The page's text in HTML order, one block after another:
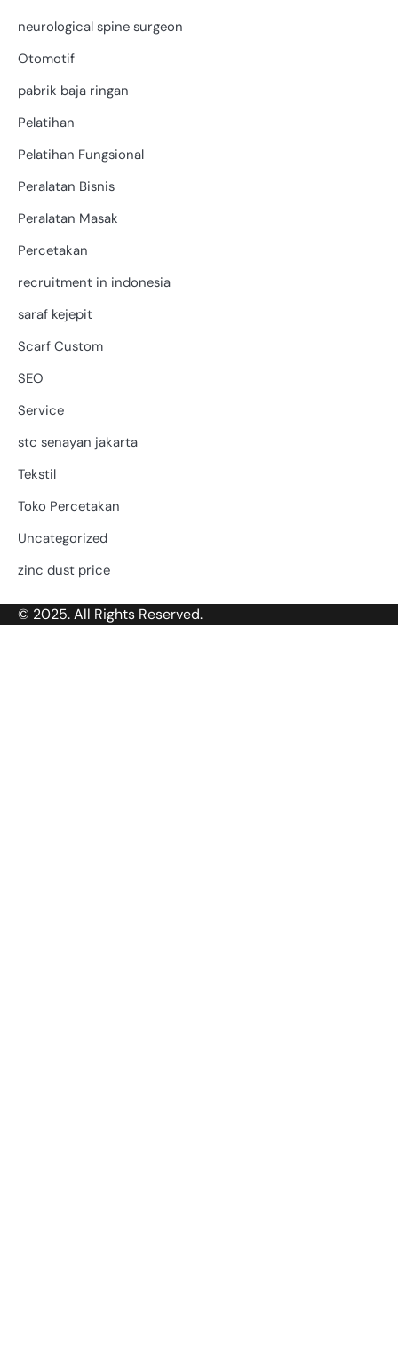
neurological spine surgeon
Otomotif
pabrik baja ringan
Pelatihan
Pelatihan Fungsional
Peralatan Bisnis
Peralatan Masak
Percetakan
recruitment in indonesia
saraf kejepit
Scarf Custom
SEO
Service
stc senayan jakarta
Tekstil
Toko Percetakan
Uncategorized
zinc dust price
© 2025. All Rights Reserved.